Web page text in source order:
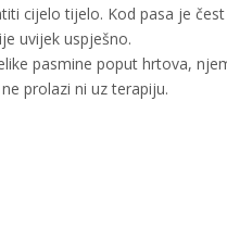
cijelo tijelo. Kod pasa je
uvijek uspješno.
pasmine poput hrtova,
prolazi ni uz terapiju.